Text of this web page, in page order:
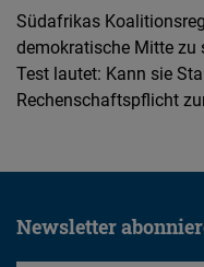
Südafrikas
demokratische Mitte zu
Test lautet: Kann sie
Rechenschaftspflicht
Newsletter